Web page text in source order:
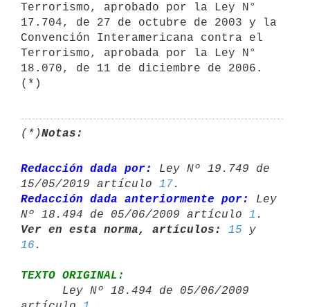
Terrorismo, aprobado por la Ley N°
17.704, de 27 de octubre de 2003 y la
Convención Interamericana contra el
Terrorismo, aprobada por la Ley N°
18.070, de 11 de diciembre de 2006.
(*)
(*)Notas:
Redacción dada por:
Ley Nº 19.749 de
15/05/2019 artículo 17
Redacción dada anteriormente por:
Ley
Nº 18.494 de 05/06/2009 artículo 1
Ver en esta norma, artículos:
15
16
TEXTO ORIGINAL: